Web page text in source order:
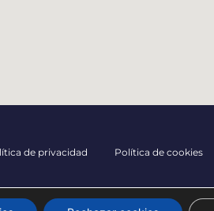
de privacidad Política de cookies
2026 © Mirador de Toró, S.A.